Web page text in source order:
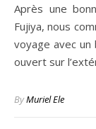
Après une bonne nuit de sommeil au charmant Ryokan
Fujiya, nous
voyage avec un
ouvert sur
ByMuriel Ele